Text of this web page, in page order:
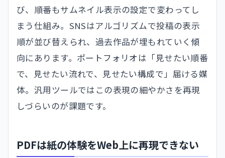
び、順番もサムネイル表示の設定で変わってし
まう仕組み。SNSはアルゴリズムで投稿の表示
順が並び替えられ、過去作品が埋もれていく傾
向にあります。ポートフォリオは「見せたい順番
で、見せたい流れで、見せたい構成で」届ける媒
体。汎用ツールではこの表現の細やかさを再現
しづらいのが課題です。
PDFは紙の体験をWeb上に再現できない